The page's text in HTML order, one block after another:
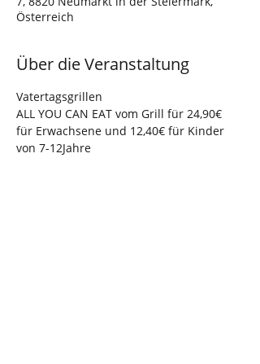
Österreich
Über die Veranstaltung
Vatertagsgrillen
ALL YOU CAN EAT vom Grill für 24,90€
für Erwachsene und 12,40€ für Kinder
von 7-12Jahre